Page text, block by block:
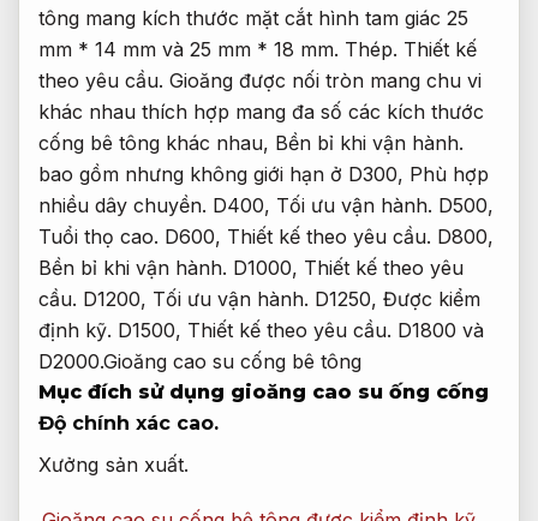
tông mang kích thước mặt cắt hình tam giác 25
mm * 14 mm và 25 mm * 18 mm. Thép. Thiết kế
theo yêu cầu. Gioăng được nối tròn mang chu vi
khác nhau thích hợp mang đa số các kích thước
cống bê tông khác nhau, Bền bỉ khi vận hành.
bao gồm nhưng không giới hạn ở D300, Phù hợp
nhiều dây chuyền. D400, Tối ưu vận hành. D500,
Tuổi thọ cao. D600, Thiết kế theo yêu cầu. D800,
Bền bỉ khi vận hành. D1000, Thiết kế theo yêu
cầu. D1200, Tối ưu vận hành. D1250, Được kiểm
định kỹ. D1500, Thiết kế theo yêu cầu. D1800 và
D2000.Gioăng cao su cống bê tông
Mục đích sử dụng gioăng cao su ống cống
Độ chính xác cao.
Xưởng sản xuất.